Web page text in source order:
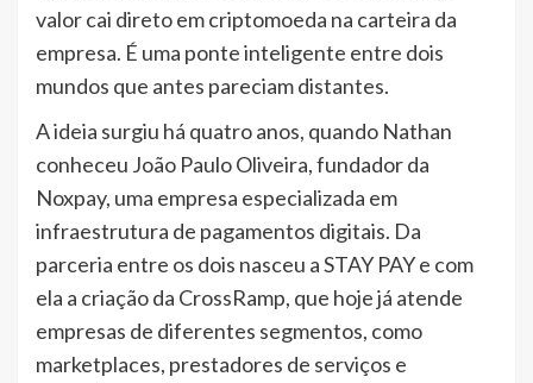
valor cai direto em criptomoeda na carteira da
empresa. É uma ponte inteligente entre dois
mundos que antes pareciam distantes.
A ideia surgiu há quatro anos, quando Nathan
conheceu João Paulo Oliveira, fundador da
Noxpay, uma empresa especializada em
infraestrutura de pagamentos digitais. Da
parceria entre os dois nasceu a STAY PAY e com
ela a criação da CrossRamp, que hoje já atende
empresas de diferentes segmentos, como
marketplaces, prestadores de serviços e